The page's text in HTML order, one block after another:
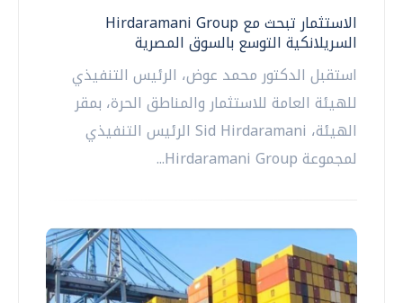
الاستثمار تبحث مع Hirdaramani Group
السريلانكية التوسع بالسوق المصرية
استقبل الدكتور محمد عوض، الرئيس التنفيذي
للهيئة العامة للاستثمار والمناطق الحرة، بمقر
الهيئة، Sid Hirdaramani الرئيس التنفيذي
لمجموعة Hirdaramani Group...